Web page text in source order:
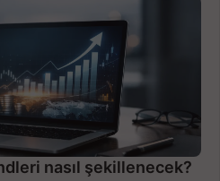
nasıl şekillenecek?